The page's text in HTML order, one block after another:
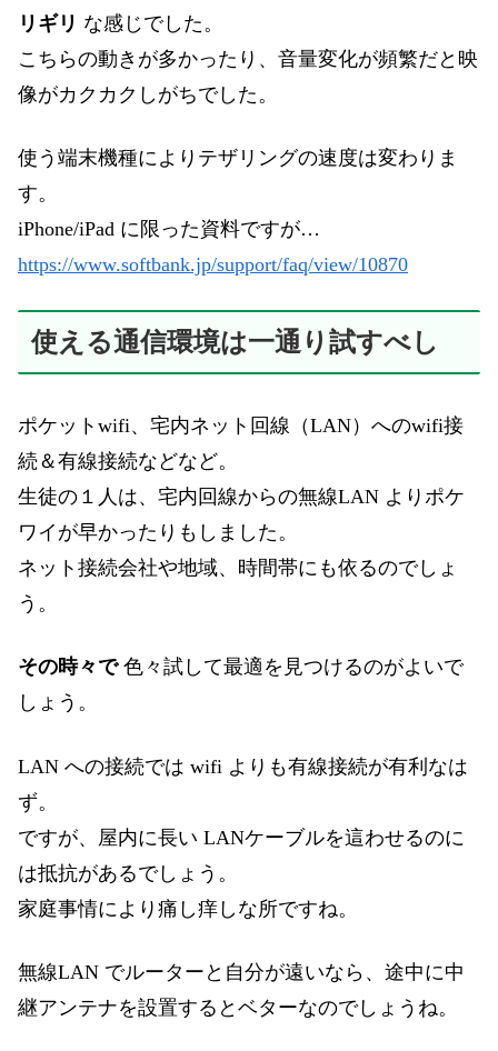
リギリ な感じでした。
こちらの動きが多かったり、音量変化が頻繁だと映
像がカクカクしがちでした。
使う端末機種によりテザリングの速度は変わりま
す。
iPhone/iPad に限った資料ですが…
https://www.softbank.jp/support/faq/view/10870
使える通信環境は一通り試すべし
ポケットwifi、宅内ネット回線（LAN）へのwifi接
続＆有線接続などなど。
生徒の１人は、宅内回線からの無線LAN よりポケ
ワイが早かったりもしました。
ネット接続会社や地域、時間帯にも依るのでしょ
う。
その時々で色々試して最適を見つけるのがよいで
しょう。
LAN への接続では wifi よりも有線接続が有利なは
ず。
ですが、屋内に長い LANケーブルを這わせるのに
は抵抗があるでしょう。
家庭事情により痛し痒しな所ですね。
無線LAN でルーターと自分が遠いなら、途中に中
継アンテナを設置するとベターなのでしょうね。